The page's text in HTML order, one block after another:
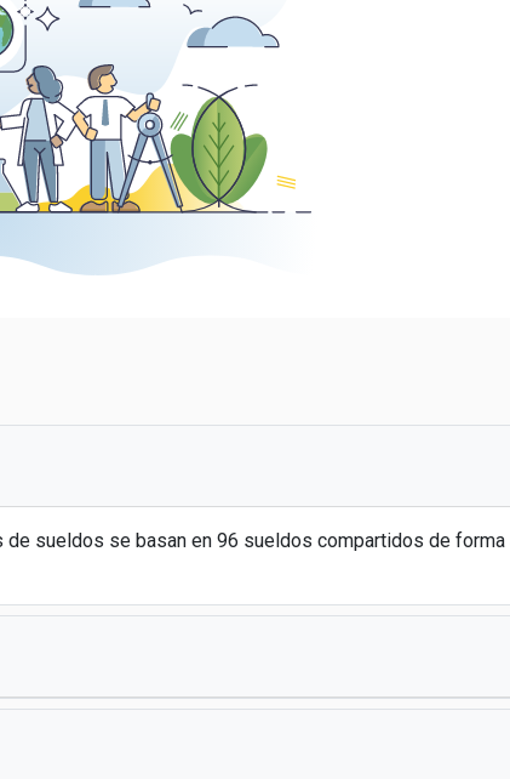
sueldos se basan en 96 sueldos compartidos de forma